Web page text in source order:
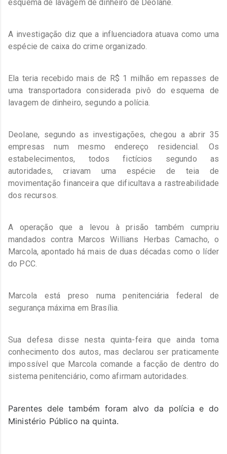
esquema de lavagem de dinheiro de Deolane.
A investigação diz que a influenciadora atuava como uma
espécie de caixa do crime organizado.
Ela teria recebido mais de R$ 1 milhão em repasses de
uma transportadora considerada pivô do esquema de
lavagem de dinheiro, segundo a polícia.
Deolane, segundo as investigações, chegou a abrir 35
empresas num mesmo endereço residencial. Os
estabelecimentos, todos fictícios segundo as
autoridades, criavam uma espécie de teia de
movimentação financeira que dificultava a rastreabilidade
dos recursos.
A operação que a levou à prisão também cumpriu
mandados contra Marcos Willians Herbas Camacho, o
Marcola, apontado há mais de duas décadas como o líder
do PCC.
Marcola está preso numa penitenciária federal de
segurança máxima em Brasília.
Sua defesa disse nesta quinta-feira que ainda toma
conhecimento dos autos, mas declarou ser praticamente
impossível que Marcola comande a facção de dentro do
sistema penitenciário, como afirmam autoridades.
Parentes dele também foram alvo da polícia e do
Ministério Público na quinta.